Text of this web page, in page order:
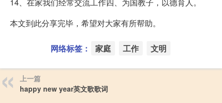
本文到此分享完毕，希望对大家有所帮助。
网络标签： 家庭 工作 文明
上一篇
happy new year英文歌歌词